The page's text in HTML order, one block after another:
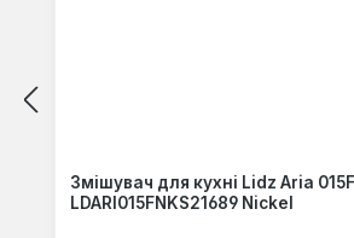
Змішувач для кухні Lidz Aria
LDARI015FNKS21689 Nickel